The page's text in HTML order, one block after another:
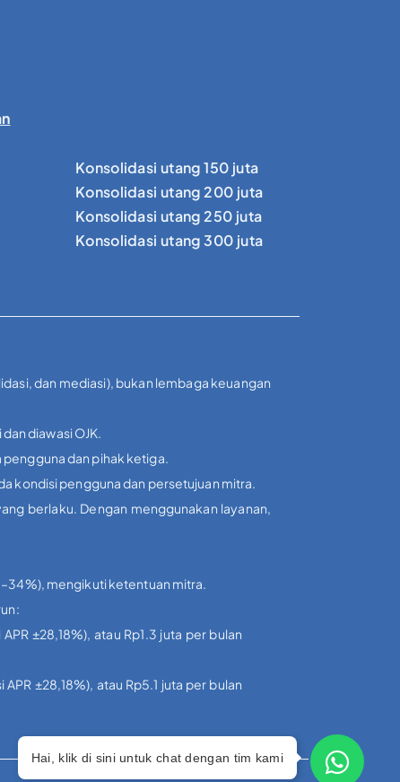
Konsolidasi utang 150 juta
Konsolidasi utang 200 juta
Konsolidasi utang 250 juta
Konsolidasi utang 300 juta
dan mediasi), bukan lembaga keuangan
diawasi OJK.
dan pihak ketiga.
kondisi pengguna dan persetujuan mitra.
berlaku. Dengan menggunakan layanan,
mengikuti ketentuan mitra.
±28,18%), atau Rp1.3 juta per bulan
±28,18%), atau Rp5.1 juta per bulan
Hai, klik di sini untuk chat dengan tim kami